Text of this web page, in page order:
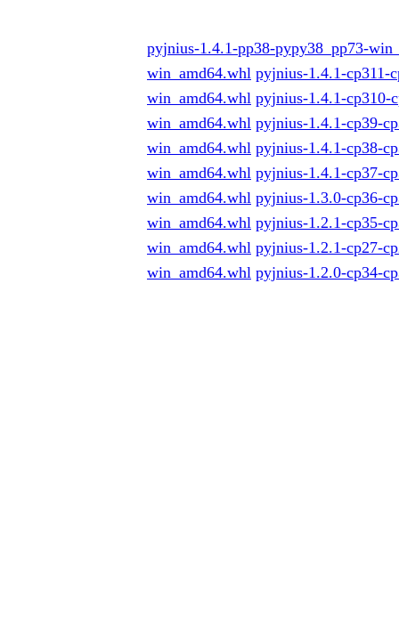
pyjnius-1.4.1-pp38-pypy38_pp73-
win_amd64.whl pyjnius-1.4.1-cp311-
win_amd64.whl pyjnius-1.4.1-cp310-
win_amd64.whl pyjnius-1.4.1-cp39-
win_amd64.whl pyjnius-1.4.1-cp38-
win_amd64.whl pyjnius-1.4.1-cp37-
win_amd64.whl pyjnius-1.3.0-cp36-
win_amd64.whl pyjnius-1.2.1-cp35-
win_amd64.whl pyjnius-1.2.1-cp27-
win_amd64.whl pyjnius-1.2.0-cp34-